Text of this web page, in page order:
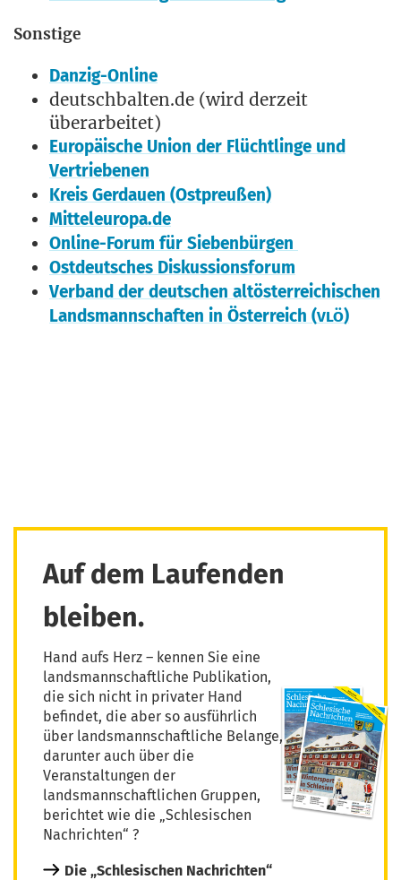
Sons­ti­ge
Dan­zig-Online
deutschbalten.de (wird der­zeit
überarbeitet)
Euro­päi­sche Uni­on der Flücht­lin­ge und
Vertriebenen
Kreis Ger­dau­en (Ost­preu­ßen)
Mitteleuropa.de
Online-Forum für Siebenbürgen
Ost­deut­sches Diskussionsforum
Ver­band der deut­schen alt­ös­ter­rei­chi­schen
Lands­mann­schaf­ten in Öster­reich (VLÖ)
Auf dem Laufenden
bleiben.
Hand aufs Herz – kennen Sie eine
landsmannschaftliche Publikation,
die sich nicht in privater Hand
befindet, die aber so ausführlich
über landsmannschaftliche Belange,
darunter auch über die
Veranstaltungen der
landsmannschaftlichen Gruppen,
berichtet wie die „Schlesischen
Nachrichten“ ?
Die „Schlesischen Nachrichten“